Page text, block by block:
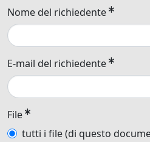
Nome del richiedente
E-mail del richiedente
File
tutti i file (di questo